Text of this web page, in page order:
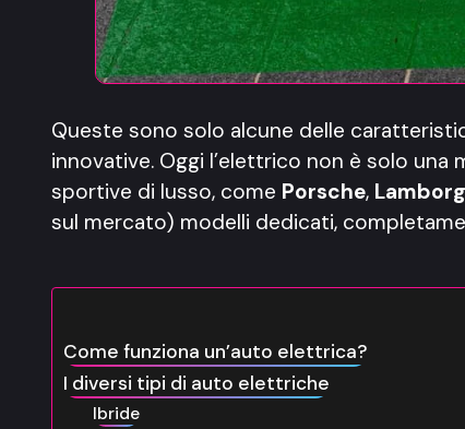
Queste sono solo alcune delle
innovative. Oggi l’elettrico non è solo
sportive di lusso, come Porsche,
sul mercato) modelli dedicati,
Come funziona un’auto elettrica?
I diversi tipi di auto elettriche
Ibride